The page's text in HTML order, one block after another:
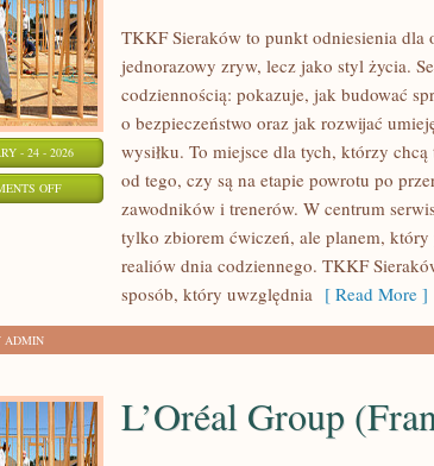
- 24 - 2026
OFFON
TKKF Sieraków to punkt odniesienia dla
jednorazowy zryw, lecz jako styl życia.
codziennością: pokazuje, jak budować
o bezpieczeństwo oraz jak rozwijać
wysiłku. To miejsce dla tych, którzy
od tego, czy są na etapie powrotu po
zawodników i trenerów. W centrum
tylko zbiorem ćwiczeń, ale planem,
realiów dnia codziennego. TKKF
sposób, który uwzględnia [ Read More ]
ADMIN
L’Oréal Group